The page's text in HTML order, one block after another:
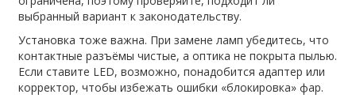
выбранный вариант к законодательству.
Установка тоже важна. При замене ламп убедитесь, что
контактные разъёмы чистые, а оптика не покрыта пылью.
Если ставите LED, возможно, понадобится адаптер или
корректор, чтобы избежать ошибки «блокировка» фар.